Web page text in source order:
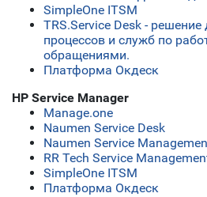
SimpleOne ITSM
TRS.Service Desk -
процессов и служб по
обращениями.
Платформа Окдеск
HP Service Manager
Manage.one
Naumen Service Desk
Naumen Service
RR Tech Service
SimpleOne ITSM
Платформа Окдеск